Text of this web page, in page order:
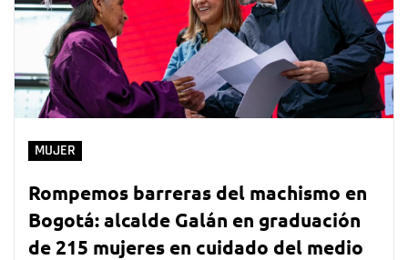
MUJER
Rompemos barreras del machismo en
Bogotá: alcalde Galán en graduación
de 215 mujeres en cuidado del medio